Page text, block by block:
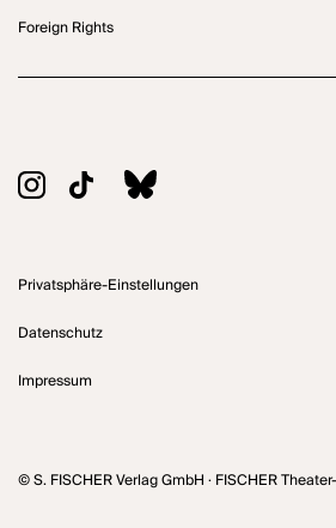
Foreign Rights
Privatsphäre-Einstellungen
Datenschutz
Impressum
© S. FISCHER Verlag GmbH · FISCHER